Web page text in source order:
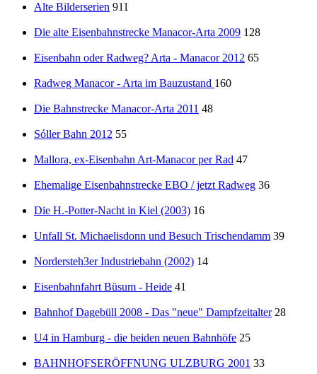
Alte Bilderserien 911
Die alte Eisenbahnstrecke Manacor-Arta 2009 128
Eisenbahn oder Radweg? Arta - Manacor 2012 65
Radweg Manacor - Arta im Bauzustand 160
Die Bahnstrecke Manacor-Arta 2011 48
Sóller Bahn 2012 55
Mallora, ex-Eisenbahn Art-Manacor per Rad 47
Ehemalige Eisenbahnstrecke EBO / jetzt Radweg 36
Die H.-Potter-Nacht in Kiel (2003) 16
Unfall St. Michaelisdonn und Besuch Trischendamm 39
Nordersteh3er Industriebahn (2002) 14
Eisenbahnfahrt Büsum - Heide 41
Bahnhof Dagebüll 2008 - Das "neue" Dampfzeitalter 28
U4 in Hamburg - die beiden neuen Bahnhöfe 25
BAHNHOFSERÖFFNUNG ULZBURG 2001 33